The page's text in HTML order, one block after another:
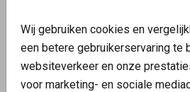
Wij gebruiken cookies en
een betere gebruikerservaring te
websiteverkeer en onze
voor marketing- en sociale
Staand enkel